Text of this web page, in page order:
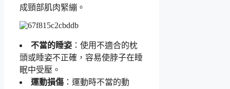
成頸部肌肉緊繃。
不當的睡姿 ：使用不適合的枕
頭或睡姿不正確，容易使脖子在睡
眠中受壓。
運動損傷 ：運動時不當的動